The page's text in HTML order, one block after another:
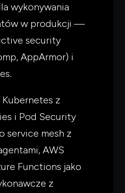
wykonywania
w produkcji —
security
AppArmor) i
z
i Pod Security
service mesh z
AWS
Functions jako
z